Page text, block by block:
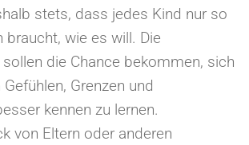
stets, dass jedes Kind nur so
braucht, wie es will. Die
die Chance bekommen, sich
Grenzen und
kennen zu lernen.
von Eltern oder anderen